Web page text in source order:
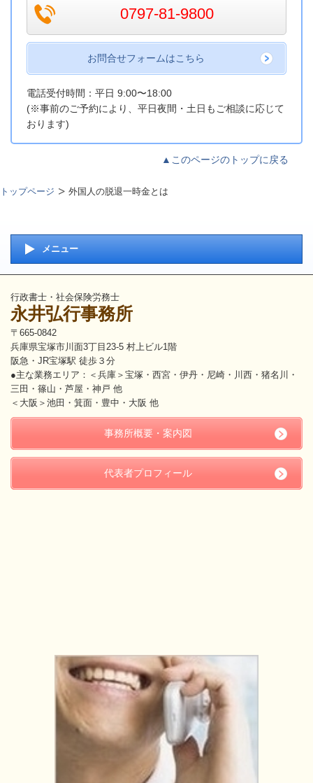
0797-81-9800
お問合せフォームはこちら
電話受付時間：平日 9:00〜18:00
(※事前のご予約により、平日夜間・土日もご相談に応じて
おります)
▲このページのトップに戻る
トップページ 外国人の脱退一時金とは
メニュー
行政書士・社会保険労務士
永井弘行事務所
〒665-0842
兵庫県宝塚市川面3丁目23-5 村上ビル1階
阪急・JR宝塚駅 徒歩３分
●主な業務エリア：＜兵庫＞宝塚・西宮・伊丹・尼崎・川西・猪名川・
三田・篠山・芦屋・神戸 他
＜大阪＞池田・箕面・豊中・大阪 他
事務所概要・案内図
代表者プロフィール